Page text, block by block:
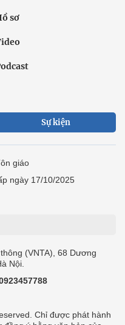
sơ
Sự kiện
giáo
ngày 17/10/2025
(VNTA), 68 Dương
Nội.
Chỉ được phát hành